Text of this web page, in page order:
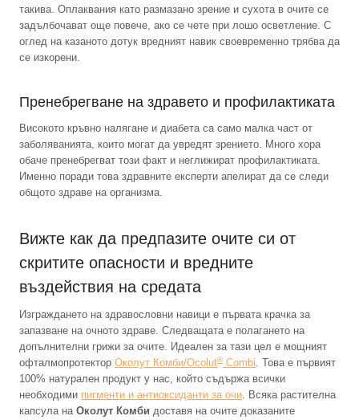
такива. Оплаквания като размазано зрение и сухота в очите се
задълбочават още повече, ако се чете при лошо осветление. С
оглед на казаното дотук вредният навик своевременно трябва да
се изкорени.
Пренебрегване на здравето и профилактиката
Високото кръвно налягане и диабета са само малка част от
заболяванията, които могат да увредят зрението. Много хора
обаче пренебрегват този факт и неглижират профилактиката.
Именно поради това здравните експерти апелират да се следи
общото здраве на организма.
Вижте как да предпазите очите си от
скритите опасности и вредните
въздействия на средата
Изграждането на здравословни навици е първата крачка за
запазване на очното здраве. Следващата е полагането на
допълнителни грижи за очите. Идеален за тази цел е мощният
офталмопротектор Околут Комби/Ocolut®Combi . Това е първият
100% натурален продукт у нас, който съдържа всички
необходими пигменти и антиоксиданти за очи . Всяка растителна
капсула на Околут Комби доставя на очите доказаните